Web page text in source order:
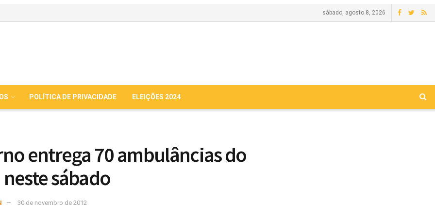
sábado, agosto 8, 2026
POLÍTICA DE PRIVACIDADE ELEIÇÕES 2024
entrega 70 ambulâncias do
sábado
30 de novembro de 2012